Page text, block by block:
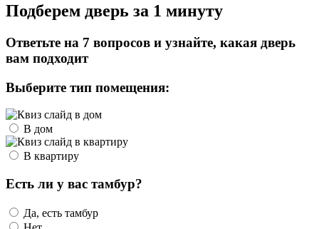
Подберем дверь за 1 минуту
Ответьте на 7 вопросов и узнайте, какая дверь
вам подходит
Выберите тип помещения:
В дом
В квартиру
Есть ли у вас тамбур?
Да, есть тамбур